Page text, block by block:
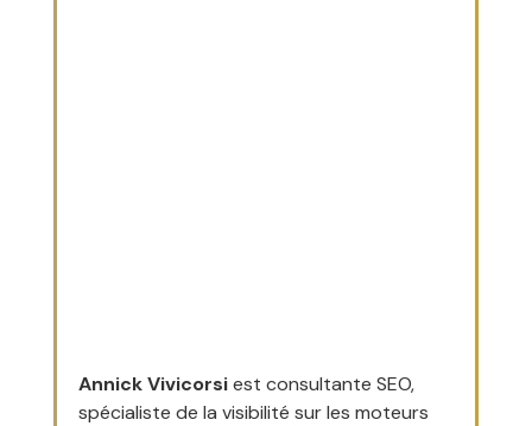
Annick Vivicorsi est consultante SEO,
spécialiste de la visibilité sur les moteurs